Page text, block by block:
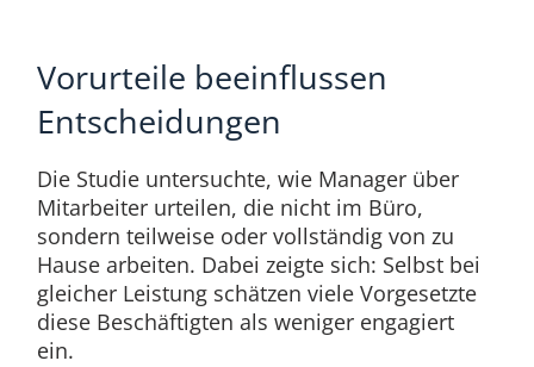
Vorurteile beeinflussen
Entscheidungen
Die Studie untersuchte, wie Manager über
Mitarbeiter urteilen, die nicht im Büro,
sondern teilweise oder vollständig von zu
Hause arbeiten. Dabei zeigte sich: Selbst bei
gleicher Leistung schätzen viele Vorgesetzte
diese Beschäftigten als weniger engagiert
ein.